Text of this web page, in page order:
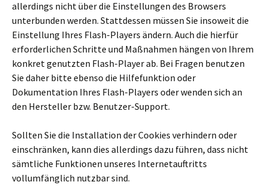
allerdings nicht über die Einstellungen des Browsers
unterbunden werden. Stattdessen müssen Sie insoweit die
Einstellung Ihres Flash-Players ändern. Auch die hierfür
erforderlichen Schritte und Maßnahmen hängen von Ihrem
konkret genutzten Flash-Player ab. Bei Fragen benutzen
Sie daher bitte ebenso die Hilfefunktion oder
Dokumentation Ihres Flash-Players oder wenden sich an
den Hersteller bzw. Benutzer-Support.
Sollten Sie die Installation der Cookies verhindern oder
einschränken, kann dies allerdings dazu führen, dass nicht
sämtliche Funktionen unseres Internetauftritts
vollumfänglich nutzbar sind.